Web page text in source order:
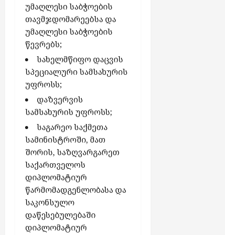
უმაღლესი საბჭოების
თავმჯდომარეებსა და
უმაღლესი საბჭოების
წევრებს;
სახელმწიფო დაცვის
სპეციალური სამსახურის
უფროსს;
დაზვერვის
სამსახურის უფროსს;
საგარეო საქმეთა
სამინისტროში, მათ
შორის, საზღვარგარეთ
საქართველოს
დიპლომატიურ
წარმომადგენლობასა და
საკონსულო
დაწესებულებაში
დიპლომატიურ